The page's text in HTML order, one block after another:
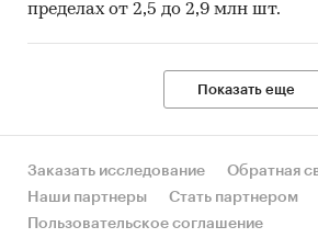
пределах от 2,5 до 2,9 млн шт.
Показать еще
Заказать исследование
Обратная
Наши партнеры
Стать партнером
Пользовательское соглашение